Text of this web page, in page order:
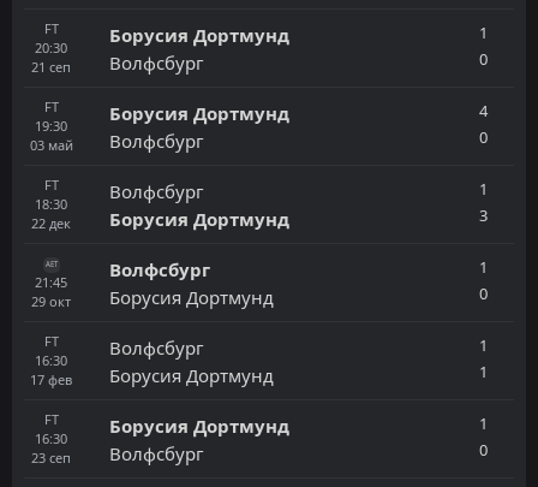
FT
20:30
21 сеп
Борусия Дортмунд
Волфсбург
1
0
FT
19:30
03 май
Борусия Дортмунд
Волфсбург
4
0
FT
18:30
22 дек
Волфсбург
Борусия Дортмунд
1
3
AET
21:45
29 окт
Волфсбург
Борусия Дортмунд
1
0
FT
16:30
17 фев
Волфсбург
Борусия Дортмунд
1
1
FT
16:30
23 сеп
Борусия Дортмунд
Волфсбург
1
0